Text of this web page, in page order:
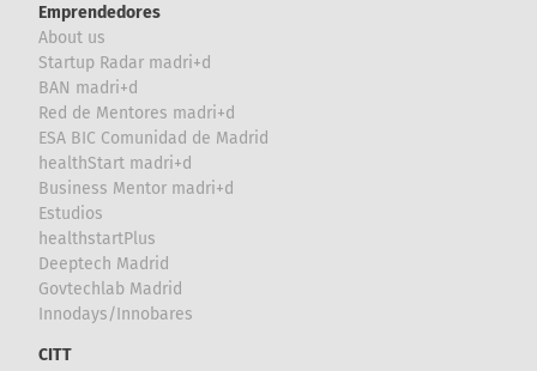
Emprendedores
About us
Startup Radar madri+d
BAN madri+d
Red de Mentores madri+d
ESA BIC Comunidad de Madrid
healthStart madri+d
Business Mentor madri+d
Estudios
healthstartPlus
Deeptech Madrid
Govtechlab Madrid
Innodays/Innobares
CITT